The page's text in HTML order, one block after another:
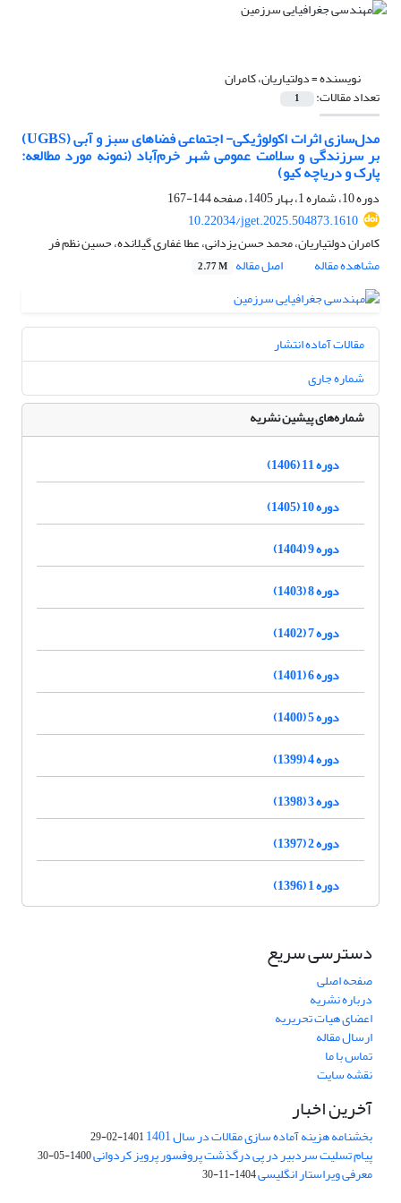
نویسنده =دولتیاریان، کامران
تعداد مقالات: 1
مدل‌سازی اثرات اکولوژیکی- اجتماعی فضاهای سبز و آبی (UGBS)
بر سرزندگی و سلامت عمومی شهر خرم‌آباد (نمونه مورد مطالعه:
پارک و دریاچه کیو)
دوره 10، شماره 1، بهار 1405، صفحه
144-167
10.22034/jget.2025.504873.1610
کامران دولتیاریان، محمد حسن یزدانی، عطا غفاری گیلانده، حسین نظم فر
مشاهده مقاله
اصل مقاله 2.77 M
مقالات آماده انتشار
شماره جاری
شماره‌های پیشین نشریه
دوره 11 (1406)
دوره 10 (1405)
دوره 9 (1404)
دوره 8 (1403)
دوره 7 (1402)
دوره 6 (1401)
دوره 5 (1400)
دوره 4 (1399)
دوره 3 (1398)
دوره 2 (1397)
دوره 1 (1396)
دسترسی سریع
صفحه اصلی
درباره نشریه
اعضای هیات تحریریه
ارسال مقاله
تماس با ما
نقشه سایت
آخرین اخبار
بخشنامه هزینه آماده سازی مقالات در سال 1401 1401-02-29
پیام تسلیت سردبیر در پی درگذشت پروفسور پرویز کردوانی1400-05-30
معرفی ویراستار انگلیسی1404-11-30